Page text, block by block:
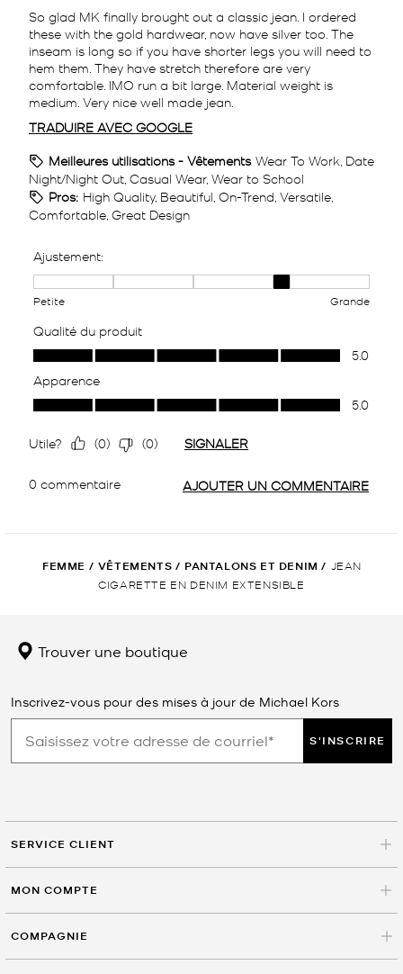
FEMME / VÊTEMENTS / PANTALONS ET DENIM /
JEAN
CIGARETTE EN DENIM EXTENSIBLE
Trouver une boutique
Inscrivez-vous pour des mises à jour de Michael Kors
S'INSCRIRE
SERVICE CLIENT
MON COMPTE
COMPAGNIE